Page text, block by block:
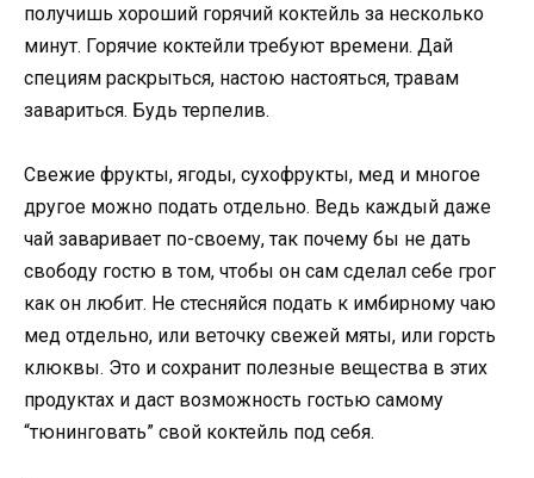
получишь хороший горячий коктейль за несколько
минут. Горячие коктейли требуют времени. Дай
специям раскрыться, настою настояться, травам
завариться. Будь терпелив.
Свежие фрукты, ягоды, сухофрукты, мед и многое
другое можно подать отдельно. Ведь каждый даже
чай заваривает по-своему, так почему бы не дать
свободу гостю в том, чтобы он сам сделал себе грог
как он любит. Не стесняйся подать к имбирному чаю
мед отдельно, или веточку свежей мяты, или горсть
клюквы. Это и сохранит полезные вещества в этих
продуктах и даст возможность гостью самому
“тюнинговать” свой коктейль под себя.